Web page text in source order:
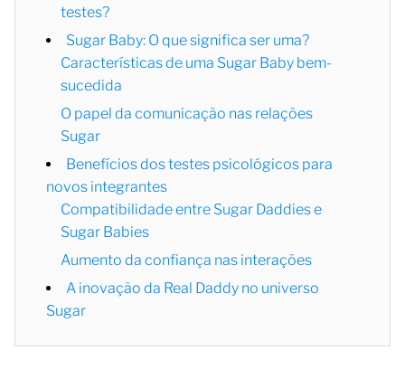
testes?
Sugar Baby: O que significa ser uma?
Características de uma Sugar Baby bem-
sucedida
O papel da comunicação nas relações
Sugar
Benefícios dos testes psicológicos para
novos integrantes
Compatibilidade entre Sugar Daddies e
Sugar Babies
Aumento da confiança nas interações
A inovação da Real Daddy no universo
Sugar